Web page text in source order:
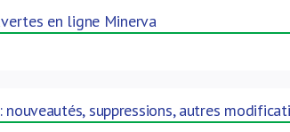
en ligne Minerva
suppressions, autres